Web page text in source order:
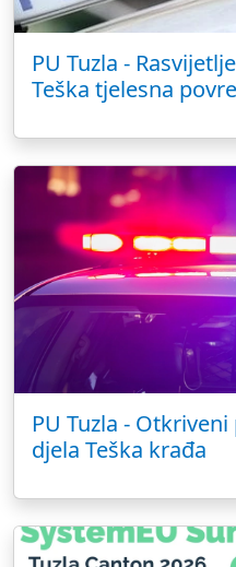
PU Tuzla -
Teška tjelesna
PU Tuzla -
djela Teška krađa